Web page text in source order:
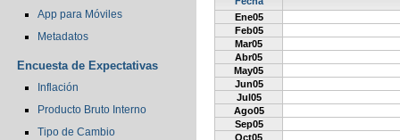
App para Móviles
Metadatos
Encuesta de Expectativas
Inflación
Producto Bruto Interno
Tipo de Cambio
Ene05
Feb05
Mar05
Abr05
May05
Jun05
Jul05
Ago05
Sep05
Oct05